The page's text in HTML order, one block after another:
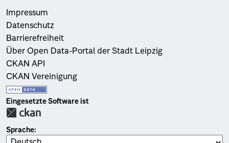
Impressum
Datenschutz
Barrierefreiheit
Über Open Data-Portal der Stadt Leipzig
CKAN API
CKAN Vereinigung
Eingesetzte Software ist
Sprache